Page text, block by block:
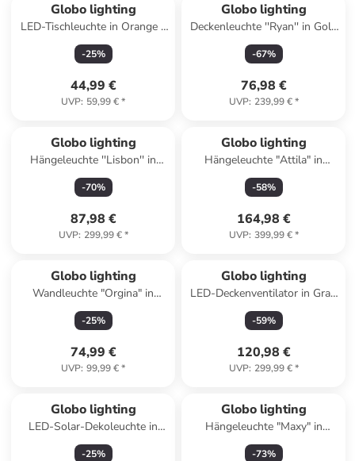
Globo lighting
LED-Tischleuchte in Orange -
(B)42 x (H)56,5 x (T)11,5 cm
-25%
44,99 €
UVP: 59,99 €*
Globo lighting
Deckenleuchte ''Ryan'' in Gold
- (H)29,6 x Ø 34 cm
-67%
76,98 €
UVP: 239,99 €*
Globo lighting
Hängeleuchte ''Lisbon'' in
Schwarz - (B)77 x (H)120 x
(T)18 cm
-70%
87,98 €
UVP: 299,99 €*
Globo lighting
Hängeleuchte "Attila" in
Schwarz - (B)100 x (H)120 cm
-58%
164,98 €
UVP: 399,99 €*
Globo lighting
Wandleuchte "Orgina" in
Transparent - (B)24 x (H)34
cm
-25%
74,99 €
UVP: 99,99 €*
Globo lighting
LED-Deckenventilator in Grau
- (H)44,8 x Ø 91 cm
-59%
120,98 €
UVP: 299,99 €*
Globo lighting
LED-Solar-Dekoleuchte in
Silber - (H)29 x Ø 20 cm
-25%
Globo lighting
Hängeleuchte "Maxy" in
Silber/ Schwarz - Ø 49 cm
-73%